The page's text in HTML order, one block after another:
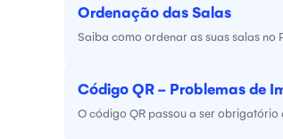
Ordenação das Salas
Saiba como ordenar as suas salas no
Código QR - Problemas de
O código QR passou a ser obrigatório